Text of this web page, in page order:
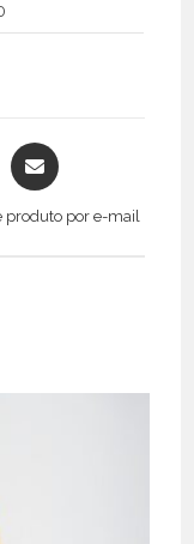
Opens
in
produto por e-mail